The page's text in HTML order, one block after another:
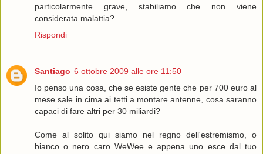
particolarmente grave, stabiliamo che non viene
considerata malattia?
Rispondi
Santiago 6 ottobre 2009 alle ore 11:50
Io penso una cosa, che se esiste gente che per 700 euro al
mese sale in cima ai tetti a montare antenne, cosa saranno
capaci di fare altri per 30 miliardi?
Come al solito qui siamo nel regno dell'estremismo, o
bianco o nero caro WeWee e appena uno esce dal tuo